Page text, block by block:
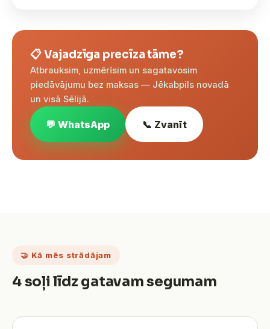
📋 Vajadzīga precīza tāme?
Atbrauksim, uzmērīsim un sagatavosim
piedāvājumu bez maksas — Jēkabpils novadā
un visā Sēlijā.
💬 WhatsApp 📞 Zvanīt
🤝 Kā mēs strādājam
4 soļi līdz gatavam segumam